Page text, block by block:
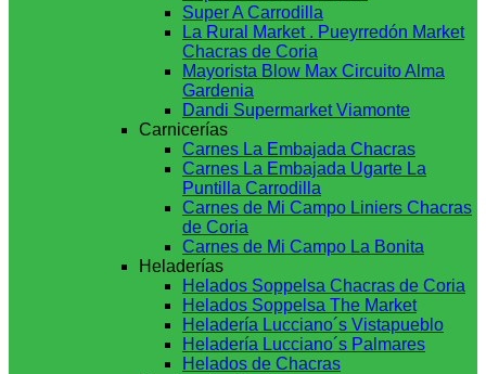
Super A Carrodilla
La Rural Market . Pueyrredón Market
Chacras de Coria
Mayorista Blow Max Circuito Alma
Gardenia
Dandi Supermarket Viamonte
Carnicerías
Carnes La Embajada Chacras
Carnes La Embajada Ugarte La
Puntilla Carrodilla
Carnes de Mi Campo Liniers Chacras
de Coria
Carnes de Mi Campo La Bonita
Heladerías
Helados Soppelsa Chacras de Coria
Helados Soppelsa The Market
Heladería Lucciano´s Vistapueblo
Heladería Lucciano´s Palmares
Helados de Chacras